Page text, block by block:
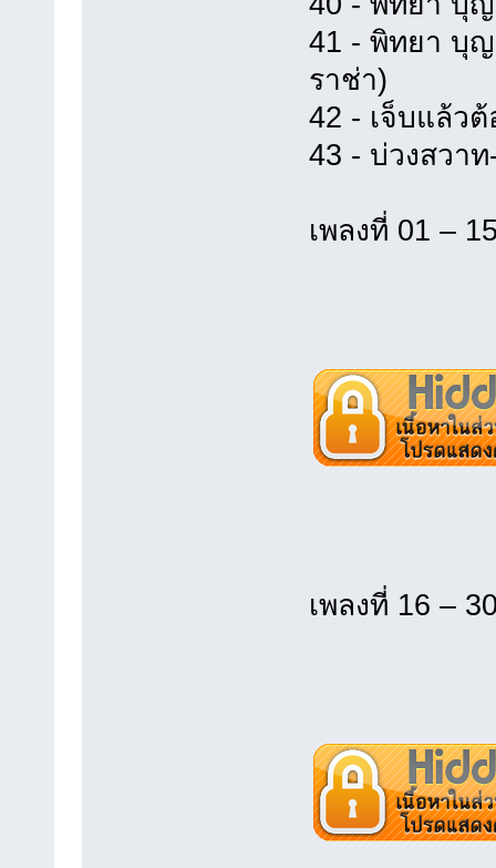
41 - พิทยา บุ
ราช่า)
42 - เจ็บแล้ว
43 - บ่วงสวา
เพลงที่ 01 –
เพลงที่ 16 –